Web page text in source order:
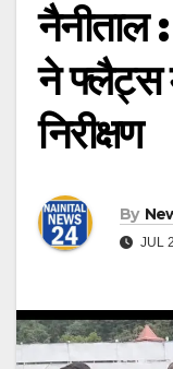
नैनीताल
ने फ्लैट्स
निरीक्षण
By
JUL